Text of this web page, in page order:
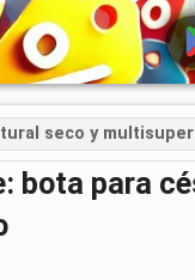
seco y